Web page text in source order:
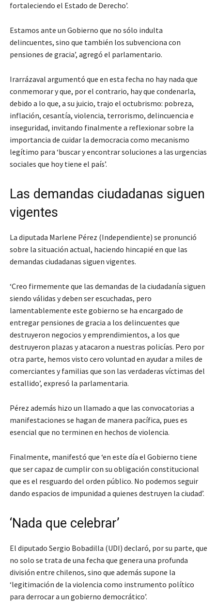
fortaleciendo el Estado de Derecho’.
Estamos ante un Gobierno que no sólo indulta
delincuentes, sino que también los subvenciona con
pensiones de gracia’, agregó el parlamentario.
Irarrázaval argumentó que en esta fecha no hay nada que
conmemorar y que, por el contrario, hay que condenarla,
debido a lo que, a su juicio, trajo el octubrismo: pobreza,
inflación, cesantía, violencia, terrorismo, delincuencia e
inseguridad, invitando finalmente a reflexionar sobre la
importancia de cuidar la democracia como mecanismo
legítimo para ‘buscar y encontrar soluciones a las urgencias
sociales que hoy tiene el país’.
Las demandas ciudadanas siguen
vigentes
La diputada Marlene Pérez (Independiente) se pronunció
sobre la situación actual, haciendo hincapié en que las
demandas ciudadanas siguen vigentes.
‘Creo firmemente que las demandas de la ciudadanía siguen
siendo válidas y deben ser escuchadas, pero
lamentablemente este gobierno se ha encargado de
entregar pensiones de gracia a los delincuentes que
destruyeron negocios y emprendimientos, a los que
destruyeron plazas y atacaron a nuestras policías. Pero por
otra parte, hemos visto cero voluntad en ayudar a miles de
comerciantes y familias que son las verdaderas víctimas del
estallido’, expresó la parlamentaria.
Pérez además hizo un llamado a que las convocatorias a
manifestaciones se hagan de manera pacífica, pues es
esencial que no terminen en hechos de violencia.
Finalmente, manifestó que ‘en este día el Gobierno tiene
que ser capaz de cumplir con su obligación constitucional
que es el resguardo del orden público. No podemos seguir
dando espacios de impunidad a quienes destruyen la ciudad’.
‘Nada que celebrar’
El diputado Sergio Bobadilla (UDI) declaró, por su parte, que
no solo se trata de una fecha que genera una profunda
división entre chilenos, sino que además supone la
‘legitimación de la violencia como instrumento político
para derrocar a un gobierno democrático’.